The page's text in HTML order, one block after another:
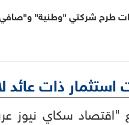
طرح شركتي "وطنية"
ذات عائد لا يقل
سكاي نيوز